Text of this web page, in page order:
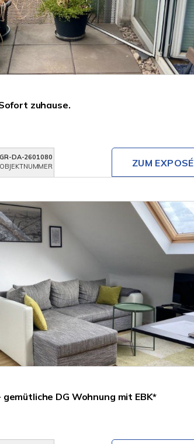
zuhause.
GR-DA-2601080
OBJEKTNUMMER
ZUM EXPOSÉ
DG Wohnung mit EBK*